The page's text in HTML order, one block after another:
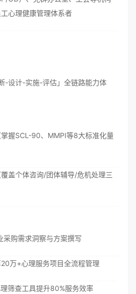
心理健康管理体系者
-设计-实施-评估」全链路能力体
握SCL-90、MMPI等8大标准化量
盖个体咨询/团体辅导/危机处理三
采购需求洞察与方案撰写
万+心理服务项目全流程管理
筛查工具提升80%服务效率